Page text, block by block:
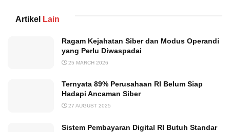
Artikel Lain
Ragam Kejahatan Siber dan Modus Operandi
yang Perlu Diwaspadai
25 MARCH 2026
Ternyata 89% Perusahaan RI Belum Siap
Hadapi Ancaman Siber
27 AUGUST 2025
Sistem Pembayaran Digital RI Butuh Standar